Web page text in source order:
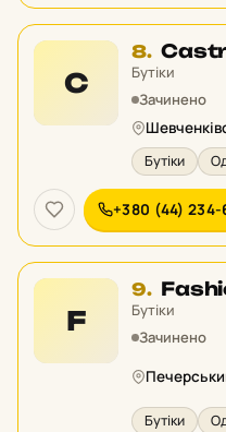
C
8.
8
у
Бутіки
Зачинено
Бутіки
+380 (44) 234-
F
9.
9
у
Бутіки
Зачинено
Бутіки